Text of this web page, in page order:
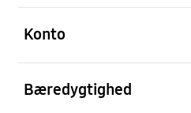
Konto
Bæredygtighed